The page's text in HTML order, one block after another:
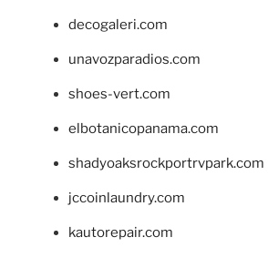
decogaleri.com
unavozparadios.com
shoes-vert.com
elbotanicopanama.com
shadyoaksrockportrvpark.com
jccoinlaundry.com
kautorepair.com